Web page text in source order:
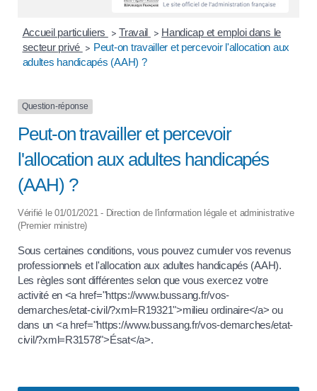
Accueil particuliers > Travail > Handicap et emploi dans le
secteur privé > Peut-on travailler et percevoir l'allocation aux
adultes handicapés (AAH) ?
Question-réponse
Peut-on travailler et percevoir
l'allocation aux adultes handicapés
(AAH) ?
Vérifié le 01/01/2021 - Direction de l'information légale et administrative
(Premier ministre)
Sous certaines conditions, vous pouvez cumuler vos revenus
professionnels et l'allocation aux adultes handicapés (AAH).
Les règles sont différentes selon que vous exercez votre
activité en <a href="https://www.bussang.fr/vos-
demarches/etat-civil/?xml=R19321">milieu ordinaire</a> ou
dans un <a href="https://www.bussang.fr/vos-demarches/etat-
civil/?xml=R31578">Ésat</a>.